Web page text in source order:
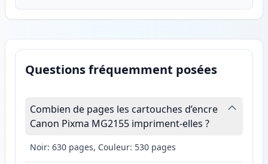
Questions fréquemment posées
Combien de pages les cartouches d’encre
Canon Pixma MG2155 impriment-elles ?
Noir: 630 pages, Couleur: 530 pages